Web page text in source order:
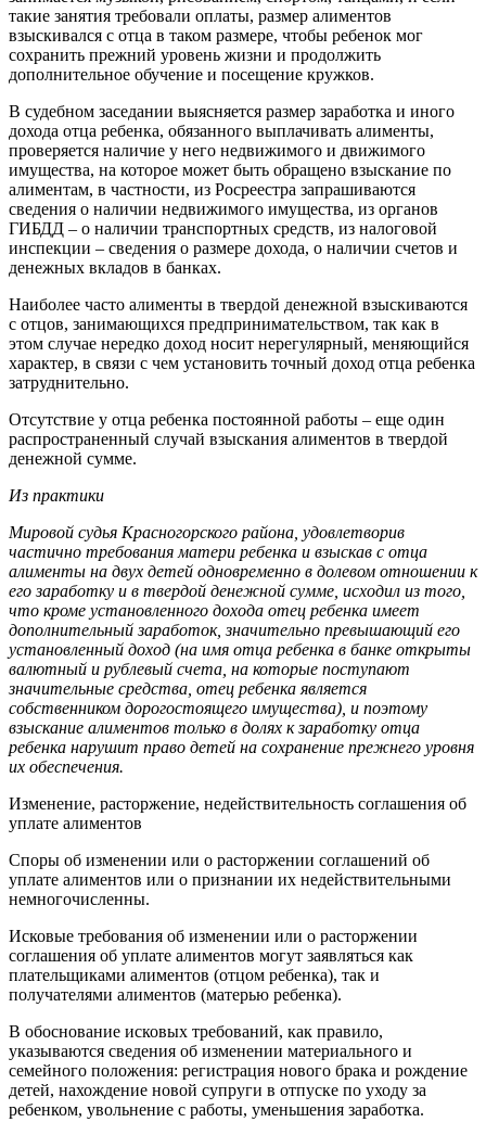
такие занятия требовали оплаты, размер алиментов
взыскивался с отца в таком размере, чтобы ребенок мог
сохранить прежний уровень жизни и продолжить
дополнительное обучение и посещение кружков.
В судебном заседании выясняется размер заработка и иного
дохода отца ребенка, обязанного выплачивать алименты,
проверяется наличие у него недвижимого и движимого
имущества, на которое может быть обращено взыскание по
алиментам, в частности, из Росреестра запрашиваются
сведения о наличии недвижимого имущества, из органов
ГИБДД – о наличии транспортных средств, из налоговой
инспекции – сведения о размере дохода, о наличии счетов и
денежных вкладов в банках.
Наиболее часто алименты в твердой денежной взыскиваются
с отцов, занимающихся предпринимательством, так как в
этом случае нередко доход носит нерегулярный, меняющийся
характер, в связи с чем установить точный доход отца ребенка
затруднительно.
Отсутствие у отца ребенка постоянной работы – еще один
распространенный случай взыскания алиментов в твердой
денежной сумме.
Из практики
Мировой судья Красногорского района, удовлетворив
частично требования матери ребенка и взыскав с отца
алименты на двух детей одновременно в долевом отношении к
его заработку и в твердой денежной сумме, исходил из того,
что кроме установленного дохода отец ребенка имеет
дополнительный заработок, значительно превышающий его
установленный доход (на имя отца ребенка в банке открыты
валютный и рублевый счета, на которые поступают
значительные средства, отец ребенка является
собственником дорогостоящего имущества), и поэтому
взыскание алиментов только в долях к заработку отца
ребенка нарушит право детей на сохранение прежнего уровня
их обеспечения.
Изменение, расторжение, недействительность соглашения об
уплате алиментов
Споры об изменении или о расторжении соглашений об
уплате алиментов или о признании их недействительными
немногочисленны.
Исковые требования об изменении или о расторжении
соглашения об уплате алиментов могут заявляться как
плательщиками алиментов (отцом ребенка), так и
получателями алиментов (матерью ребенка).
В обоснование исковых требований, как правило,
указываются сведения об изменении материального и
семейного положения: регистрация нового брака и рождение
детей, нахождение новой супруги в отпуске по уходу за
ребенком, увольнение с работы, уменьшения заработка.